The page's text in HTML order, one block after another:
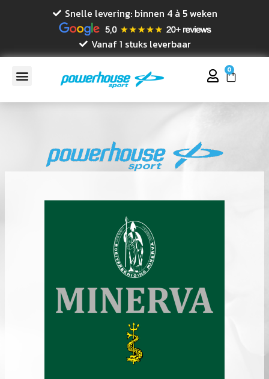
Snelle levering: binnen 4 à 5 weken
Vanaf 1 stuks leverbaar
0